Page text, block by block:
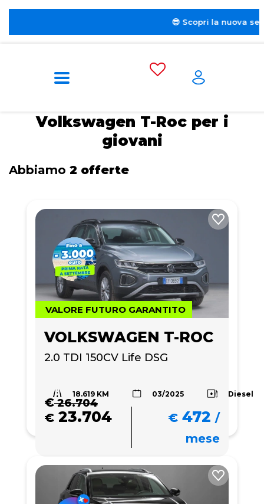
😎 Scopri la nuova sezione
T-Roc
Volkswagen T-Roc per i
giovani
Abbiamo 2 offerte
VALORE FUTURO GARANTITO
VOLKSWAGEN T-ROC
2.0 TDI 150CV Life DSG
18.619 KM 03/2025 Diesel
€26.704
€ 23.704 € 472 /
mese